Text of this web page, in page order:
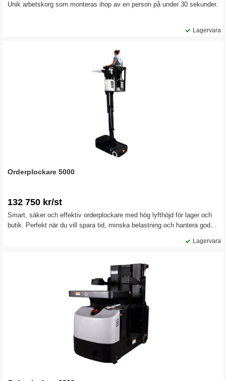
Unik arbetskorg som monteras ihop av en person på under 30 sekunder.
Lagervara
Orderplockare 5000
132 750 kr/st
Smart, säker och effektiv orderplockare med hög lyfthöjd för lager och
butik. Perfekt när du vill spara tid, minska belastning och hantera gods
Lagervara